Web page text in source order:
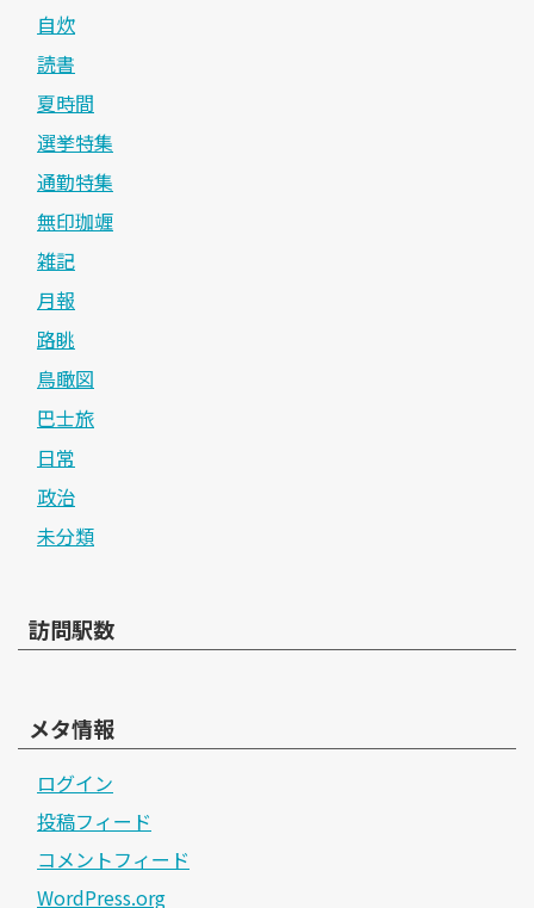
自炊
読書
夏時間
選挙特集
通勤特集
無印珈竰
雑記
月報
路眺
鳥瞰図
巴士旅
日常
政治
未分類
訪問駅数
メタ情報
ログイン
投稿フィード
コメントフィード
WordPress.org